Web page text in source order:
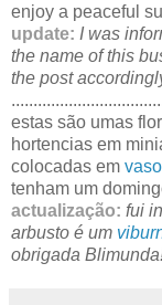
enjoy a peaceful
update: I was
the name of this
the post
estas são umas
hortencias em
colocadas em
tenham um
actualização: fui
arbusto é um
obrigada